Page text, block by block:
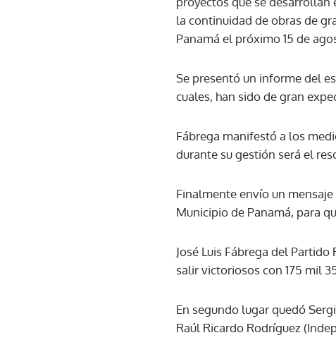
la continuidad de obras de
Panamá el próximo 15 de
Se presentó un informe del
cuales, han sido de gran
Fábrega manifestó a los
durante su gestión será el
Finalmente envío un
Municipio de Panamá, para
José Luis Fábrega del
salir victoriosos con 175 mil
En segundo lugar quedó
Raúl Ricardo Rodríguez